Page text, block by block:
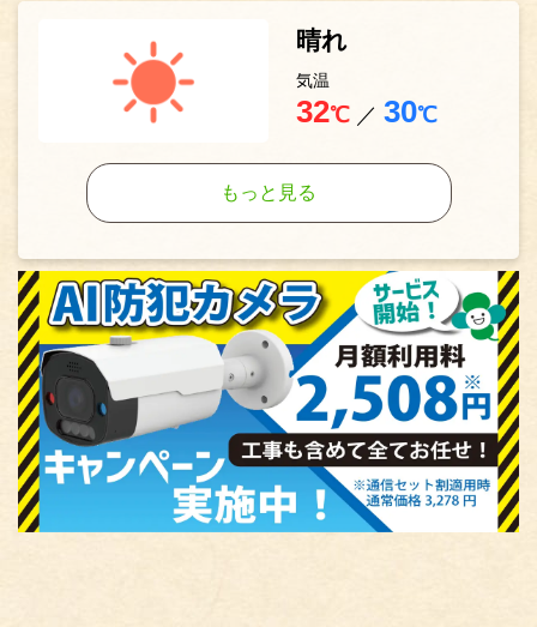
晴れ
気温
32℃ ／ 30℃
もっと見る